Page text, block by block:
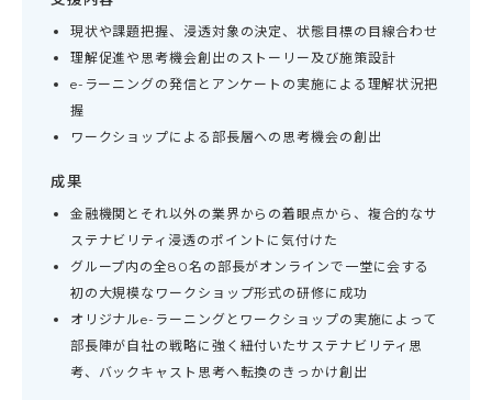
現状や課題把握、浸透対象の決定、状態目標の目線合わせ
理解促進や思考機会創出のストーリー及び施策設計
e-ラーニングの発信とアンケートの実施による理解状況把
握
ワークショップによる部長層への思考機会の創出
成果
金融機関とそれ以外の業界からの着眼点から、複合的なサ
ステナビリティ浸透のポイントに気付けた
グループ内の全80名の部長がオンラインで一堂に会する
初の大規模なワークショップ形式の研修に成功
オリジナルe-ラーニングとワークショップの実施によって
部長陣が自社の戦略に強く紐付いたサステナビリティ思
考、バックキャスト思考へ転換のきっかけ創出